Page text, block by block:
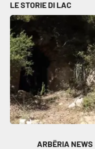
LE STORIE DI LAC
ARBËRIA NEWS